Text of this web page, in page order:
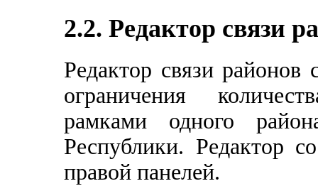
2.2. Редактор связи
Редактор связи районов
ограничения
рамками одного
Республики. Редактор
правой панелей.